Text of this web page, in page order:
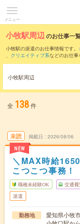
メニュー
小牧駅周辺のお仕事一
小牧駅の派遣のお仕事情報です。
、 クリエイティブ系などのお仕事
また、名古屋駅
隣駅のお仕事もご確認いただけま
小牧駅周辺
全 138件
未読
NEW
掲載日 2026/08/06
＼MAX時給
こつこつ事務！
職種未経験OK 交通費
派遣
勤務地
愛知県小牧